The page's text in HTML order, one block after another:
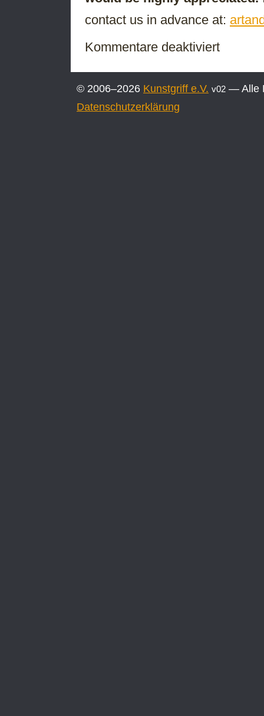
contact us in advance at:
Kommentare deaktiviert
|
© 2006–2026 Kunstgriff e.V. v02 — Alle
Datenschutzerklärung